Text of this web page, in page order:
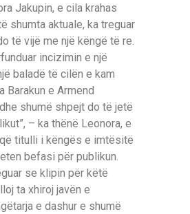
Jakupin, e cila krahas
shumta aktuale, ka treguar
të vijë me një këngë të re.
incizimin e një
baladë të cilën e kam
Barakun e Armend
shumë shpejt do të jetë
– ka thënë Leonora, e
titulli i këngës e imtësitë
befasi për publikun.
se klipin për këtë
ta xhiroj javën e
e dashur e shumë